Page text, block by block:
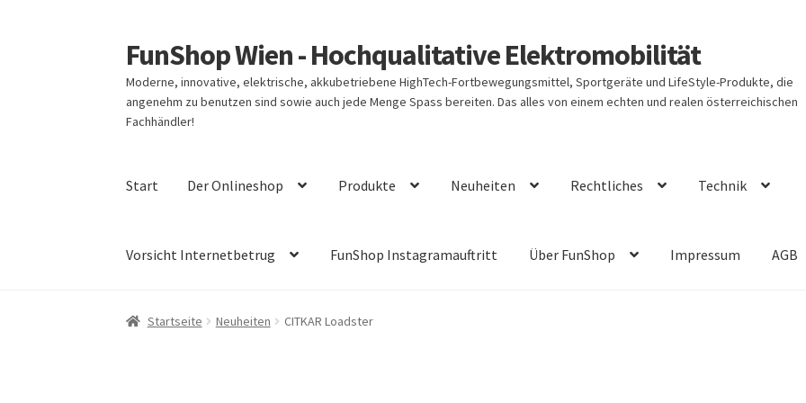
Zur
Navigation
springen
Zum
Inhalt
springen
FunShop Wien - Hochqualitative Elektromobilität
Moderne, innovative, elektrische, akkubetriebene HighTech-Fortbewegungsmittel, Sportgeräte und LifeStyle-Produkte, die
angenehm zu benutzen sind sowie auch jede Menge Spass bereiten. Das alles von einem echten und realen österreichischen
Fachhändler!
Start Der Onlineshop Produkte Neuheiten Rechtliches Technik
Vorsicht Internetbetrug FunShop Instagramauftritt Über FunShop Impressum AGB
Startseite Neuheiten CITKAR Loadster